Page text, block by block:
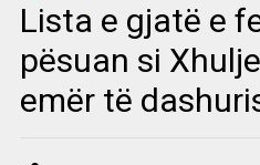
Lista e gjatë e
pësuan si
emër të